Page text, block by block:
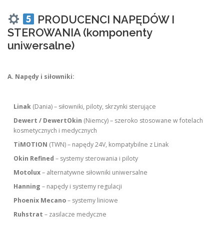
PRODUCENCI NAPĘDÓW I
STEROWANIA (komponenty
uniwersalne)
A. Napędy i siłowniki:
Linak (Dania) – siłowniki, piloty, skrzynki sterujące
Dewert / DewertOkin (Niemcy) – szeroko stosowane w fotelach
kosmetycznych i medycznych
TiMOTION (TWN) – napędy 24V, kompatybilne z Linak
Okin Refined – systemy sterowania i piloty
Motolux– alternatywne siłowniki uniwersalne
Hanning – napędy i systemy regulacji
Phoenix Mecano– systemy liniowe
Ruhstrat – zasilacze medyczne